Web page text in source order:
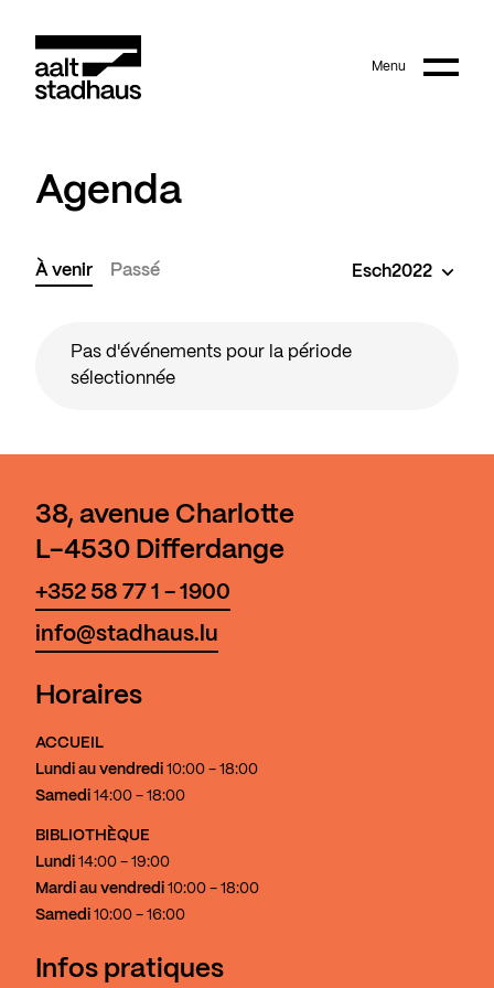
Main content Menu
Agenda
À venir Passé Esch2022
Pas d'événements pour la période
sélectionnée
38, avenue Charlotte
L-4530 Differdange
+352 58 77 1 - 1900
info@stadhaus.lu
Horaires
ACCUEIL
Lundi au vendredi 10:00 - 18:00
Samedi 14:00 - 18:00
BIBLIOTHÈQUE
Lundi 14:00 - 19:00
Mardi au vendredi 10:00 - 18:00
Samedi 10:00 - 16:00
Infos pratiques